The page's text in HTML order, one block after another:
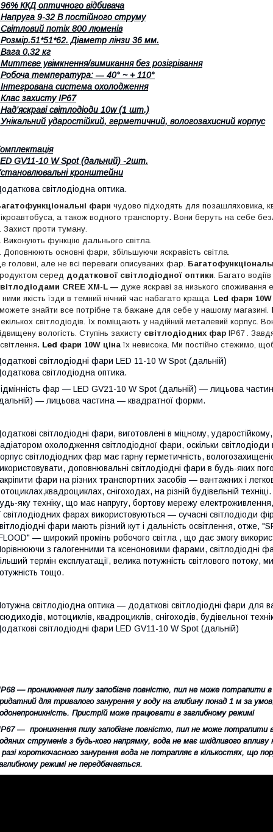
96% ККД оптичного відбивача
Напруга 9-32 В постійного струму
Світловий потік 800 люменів
Розмір.51*51*62. Діаметр лінзи 36 мм.
Вага 0,32 кг
Миттєве увімкнення/вимикання без розігрівання
Робоча температура: ― 40° ~ + 110°
Інтегрована система охолодження
Клас захисту IP67
Над'яскраві світлодіоди 10w (1 шт.)
Унікальний ударостійкий, герметичний, вологозахисний корпус
GV11-10 W Spot (дальний) -2шт.
кронштейни
світлодіодна оптика.
фари чудово підходять для позашляховика,
а також водного транспорту. Вони беруть на себе
Захист проти туману.
Виконують функцію дальнього світла.
Доповнюють основні фари, збільшуючи яскравість світла.
головні, але не всі переваги описуваних фар.
серед додаткової світлодіодної оптики. Багато
CREE XM-L ― дуже яскраві за низького споживання
ними якість їзди в темний нічний час набагато краща. Led фари 10W
знайти все потрібне та бажане для себе у нашому магазині.
світлодіодів. Їх поміщають у надійний металевий корпус.
вологість. Ступінь захисту світлодіодних фар IP67 .
. Led фари 10W ціна їх невисока. Ми постійно стежимо,
світлодіодні фари LED 11-10 W Spot (дальній)
світлодіодна оптика.
фар — LED GV21-10 W Spot (дальній) — лицьова
— лицьова частина — квадратної форми.
світлодіодні фари, виготовлені в міцному,
охолодження світлодіодної фари, оскільки світлодіоди
світлодіодних фар має гарну герметичність,
доповнювальні світлодіодні фари в будь-яких
фари на різних транспортних засобів — вантажних і
снігоходах, на різній будівельній
яку техніку, що має напругу, бортову мережу
світлодіодних фарах використовуються ― сучасні світлодіоди
фари мають різний кут і дальність освітлення, отже,
— широкий промінь робочого світла , що дає змогу
з галогенними та ксеноновими фарами, світлодіодні
термін експлуатації, велика потужність світлового потоку,
тощо.
світлодіодна оптика — додаткові світлодіодні фари для
мотоциклів, квадроциклів, снігоходів, будівельної
світлодіодні фари LED GV11-10 W Spot (дальній)
— проникнення пилу запобігне повністю, пил не може потрапити
для тривалого занурення у воду на глибину понад 1 м за
Пристрій може працювати в заглибному режимі
― проникнення пилу запобігне повністю, пил не може потрапити
струменів з будь-кого напрямку, вода не має шкідливого
разі короткочасного занурення вода не потрапляє в кількостях,
режимі не передбачається.